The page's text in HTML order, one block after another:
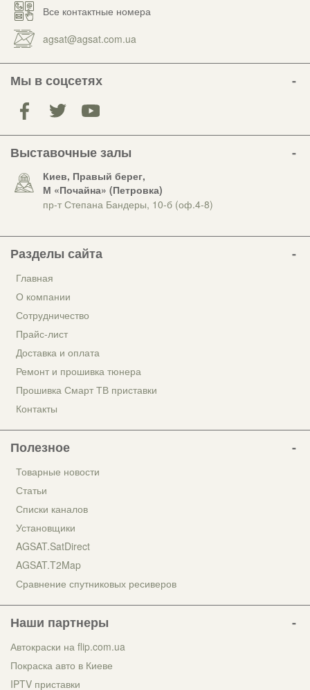
Все контактные номера
agsat@agsat.com.ua
Мы в соцсетях
Выставочные залы
Киев, Правый берег,
М «Почайна» (Петровка)
пр-т Степана Бандеры, 10-б (оф.4-8)
Разделы сайта
Главная
О компании
Сотрудничество
Прайс-лист
Доставка и оплата
Ремонт и прошивка тюнера
Прошивка Смарт ТВ приставки
Контакты
Полезное
Товарные новости
Статьи
Списки каналов
Установщики
AGSAT.SatDirect
AGSAT.T2Map
Сравнение спутниковых ресиверов
Наши партнеры
Автокраски на flip.com.ua
Покраска авто в Киеве
IPTV приставки